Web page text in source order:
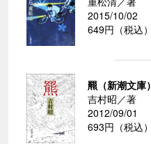
2015/10/02
649円（税込）
羆（新潮文庫）
吉村昭／著
2012/09/01
693円（税込）